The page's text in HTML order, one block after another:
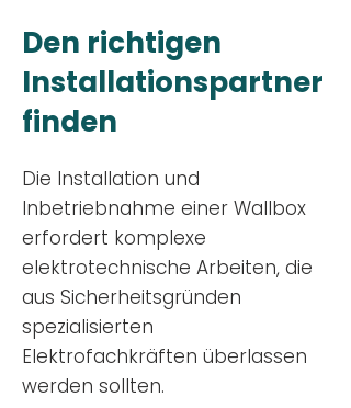
Den richtigen
Installationspartner
finden
Die Installation und
Inbetriebnahme einer Wallbox
erfordert komplexe
elektrotechnische Arbeiten, die
aus Sicherheitsgründen
spezialisierten
Elektrofachkräften überlassen
werden sollten.